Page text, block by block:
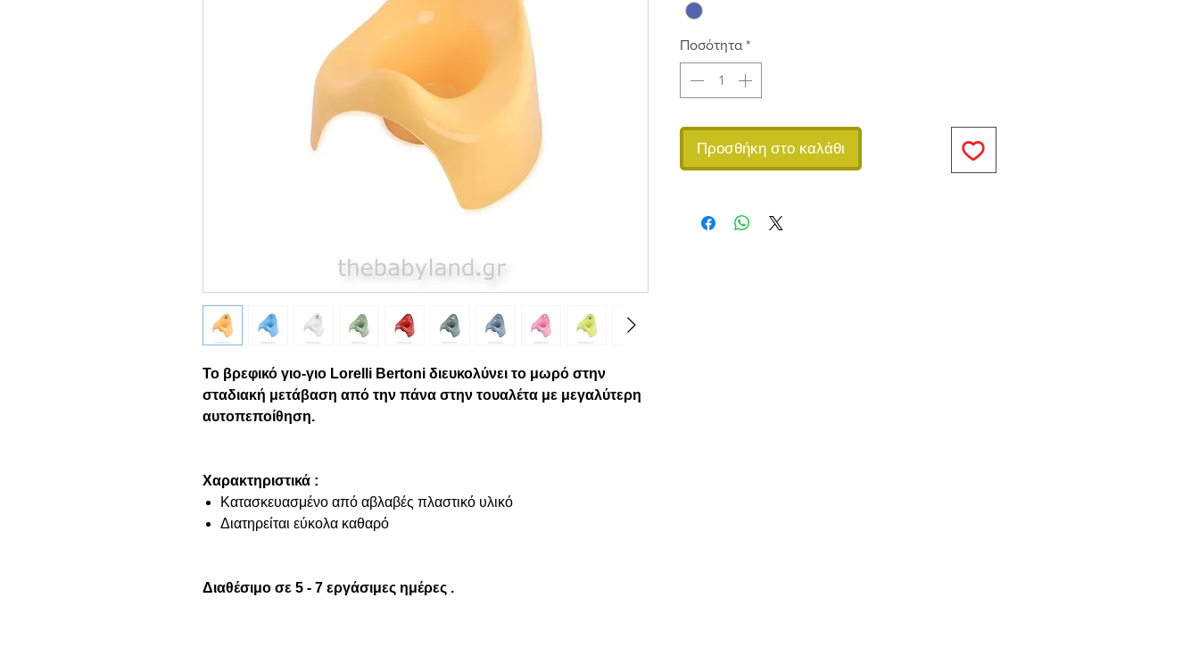
Το βρεφικό γιο-γιο Lorelli Bertoni διευκολύνει το μωρό στην
σταδιακή μετάβαση από την πάνα στην τουαλέτα με μεγαλύτερη
αυτοπεποίθηση.
Χαρακτηριστικά :
Κατασκευασμένο από αβλαβές πλαστικό υλικό
Διατηρείται εύκολα καθαρό
Διαθέσιμο σε 5 - 7 εργάσιμες ημέρες .
Ποσότητα *
Προσθήκη στο καλάθι